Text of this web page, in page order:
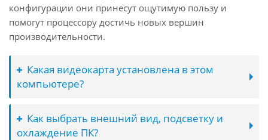
конфигурации они принесут ощутимую пользу и
помогут процессору достичь новых вершин
производительности.
Какая видеокарта установлена в этом
компьютере?
Как выбрать внешний вид, подсветку и
охлаждение ПК?